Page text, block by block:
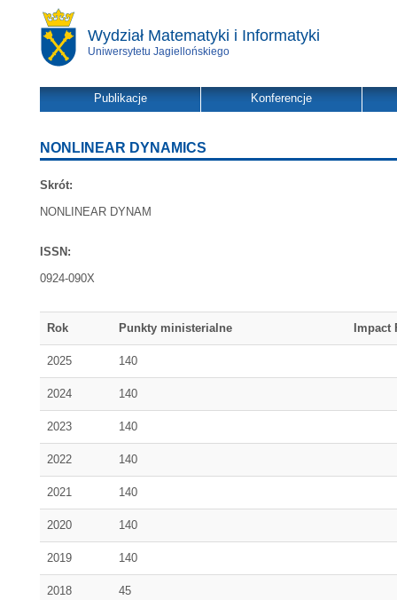
Wydział Matematyki i Informatyki
Uniwersytetu Jagiellońskiego
Publikacje Konferencje
NONLINEAR DYNAMICS
Skrót:
NONLINEAR DYNAM
ISSN:
0924-090X
Rok Punkty ministerialne Impact
2025 140
2024 140
2023 140
2022 140
2021 140
2020 140
2019 140
2018 45